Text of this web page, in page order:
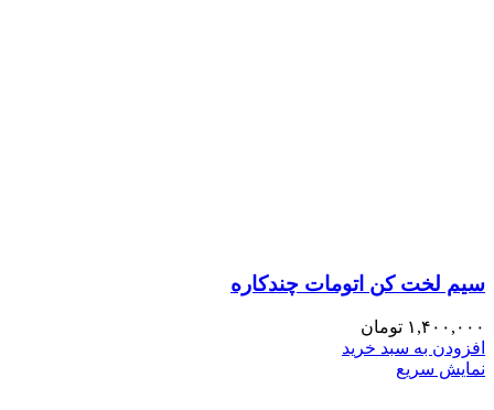
سیم لخت کن اتومات چندکاره
۱,۴۰۰,۰۰۰ تومان
افزودن به سبد خرید
نمایش سریع